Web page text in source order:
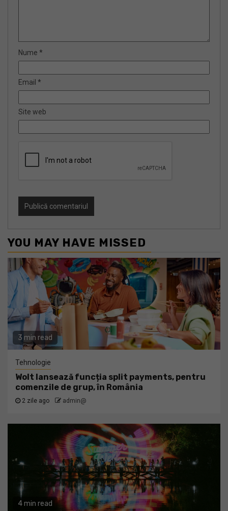
Nume *
Email *
Site web
YOU MAY HAVE MISSED
3 min read
Tehnologie
Wolt lansează funcția split payments, pentru
comenzile de grup, în România
2 zile ago admin@
4 min read